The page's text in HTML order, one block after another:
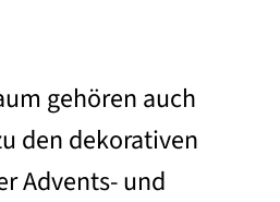
gehören auch
den dekorativen
Advents- und